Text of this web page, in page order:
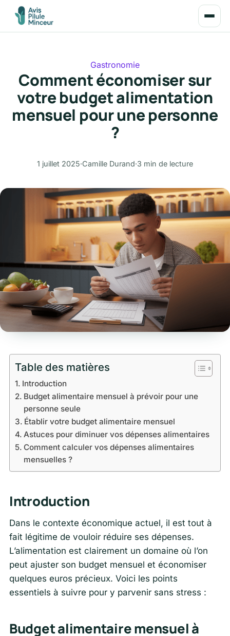
Gastronomie
Comment économiser sur
votre budget alimentation
mensuel pour une personne
?
1 juillet 2025·Camille Durand·3 min de lecture
Table des matières
Introduction
Budget alimentaire mensuel à prévoir pour une
personne seule
Établir votre budget alimentaire mensuel
Astuces pour diminuer vos dépenses alimentaires
Comment calculer vos dépenses alimentaires
mensuelles ?
Introduction
Dans le contexte économique actuel, il est tout à
fait légitime de vouloir réduire ses dépenses.
L’alimentation est clairement un domaine où l’on
peut ajuster son budget mensuel et économiser
quelques euros précieux. Voici les points
essentiels à suivre pour y parvenir sans stress :
Budget alimentaire mensuel à